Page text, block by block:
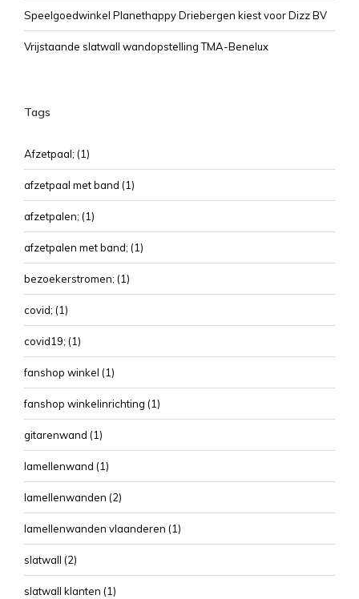
Speelgoedwinkel Planethappy Driebergen kiest voor Dizz BV
Vrijstaande slatwall wandopstelling TMA-Benelux
Tags
Afzetpaal; (1)
afzetpaal met band (1)
afzetpalen; (1)
afzetpalen met band; (1)
bezoekerstromen; (1)
covid; (1)
covid19; (1)
fanshop winkel (1)
fanshop winkelinrichting (1)
gitarenwand (1)
lamellenwand (1)
lamellenwanden (2)
lamellenwanden vlaanderen (1)
slatwall (2)
slatwall klanten (1)